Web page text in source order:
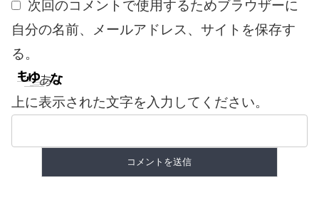
次回のコメントで使用するためブラウザーに
自分の名前、メールアドレス、サイトを保存す
る。
上に表示された文字を入力してください。